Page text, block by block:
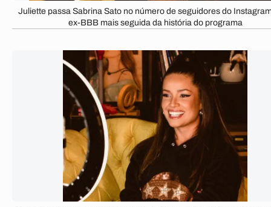
Juliette passa Sabrina Sato no número de seguidores do
ex-BBB mais seguida da história do programa